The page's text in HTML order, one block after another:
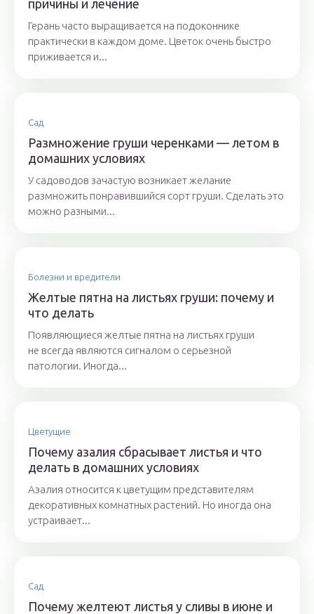
причины и лечение
Герань часто выращивается на подоконнике
практически в каждом доме. Цветок очень быстро
приживается и...
Сад
Размножение груши черенками — летом в
домашних условиях
У садоводов зачастую возникает желание
размножить понравившийся сорт груши. Сделать это
можно разными...
Болезни и вредители
Желтые пятна на листьях груши: почему и
что делать
Появляющиеся желтые пятна на листьях груши
не всегда являются сигналом о серьезной
патологии. Иногда...
Цветущие
Почему азалия сбрасывает листья и что
делать в домашних условиях
Азалия относится к цветущим представителям
декоративных комнатных растений. Но иногда она
устраивает...
Сад
Почему желтеют листья у сливы в июне и